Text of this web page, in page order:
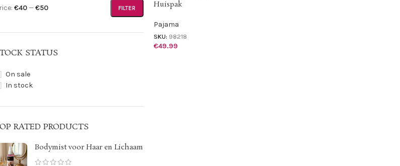
FILTER
€40—€50
STATUS
On sale
In stock
RATED PRODUCTS
Bodymist voor Haar en Lichaam
Huispak
Pajama
SKU: 98218
€49.99